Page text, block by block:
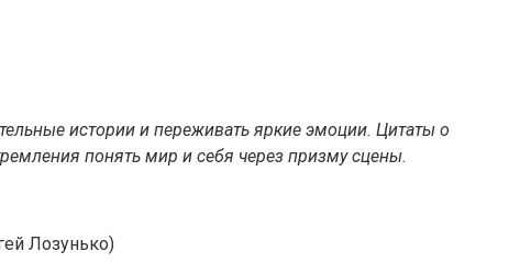
истории и переживать яркие эмоции. Цитаты о
понять мир и себя через призму сцены.
Лозунько)